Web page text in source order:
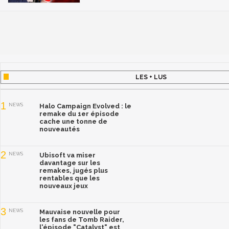
LES + LUS
1 NEWS
Halo Campaign Evolved : le
remake du 1er épisode
cache une tonne de
nouveautés
2 NEWS
Ubisoft va miser
davantage sur les
remakes, jugés plus
rentables que les
nouveaux jeux
3 NEWS
Mauvaise nouvelle pour
les fans de Tomb Raider,
l'épisode "Catalyst" est